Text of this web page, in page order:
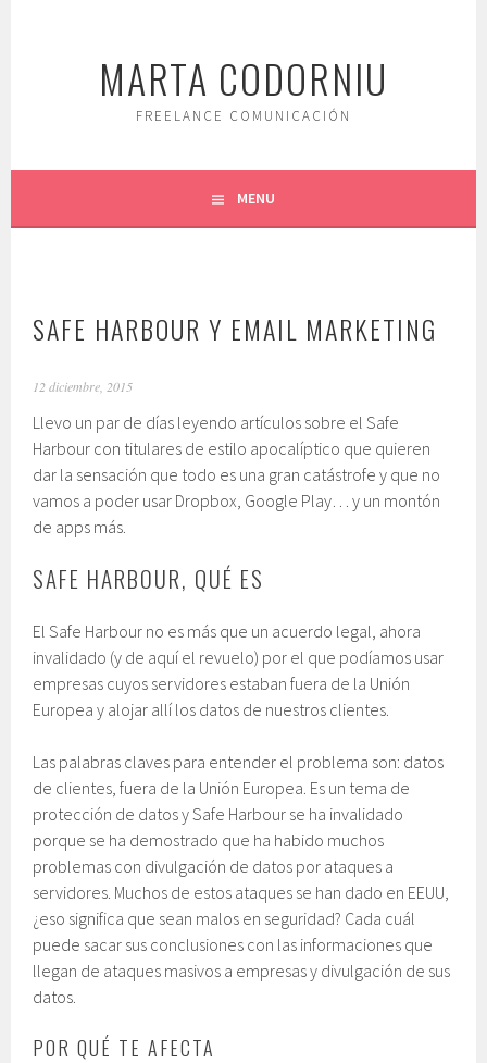
MARTA CODORNIU
FREELANCE COMUNICACIÓN
MENU
SAFE HARBOUR Y EMAIL MARKETING
12 diciembre, 2015
Llevo un par de días leyendo artículos sobre el Safe
Harbour con titulares de estilo apocalíptico que quieren
dar la sensación que todo es una gran catástrofe y que no
vamos a poder usar Dropbox, Google Play… y un montón
de apps más.
SAFE HARBOUR, QUÉ ES
El Safe Harbour no es más que un acuerdo legal, ahora
invalidado (y de aquí el revuelo) por el que podíamos usar
empresas cuyos servidores estaban fuera de la Unión
Europea y alojar allí los datos de nuestros clientes.
Las palabras claves para entender el problema son: datos
de clientes, fuera de la Unión Europea. Es un tema de
protección de datos y Safe Harbour se ha invalidado
porque se ha demostrado que ha habido muchos
problemas con divulgación de datos por ataques a
servidores. Muchos de estos ataques se han dado en EEUU,
¿eso significa que sean malos en seguridad? Cada cuál
puede sacar sus conclusiones con las informaciones que
llegan de ataques masivos a empresas y divulgación de sus
datos.
POR QUÉ TE AFECTA